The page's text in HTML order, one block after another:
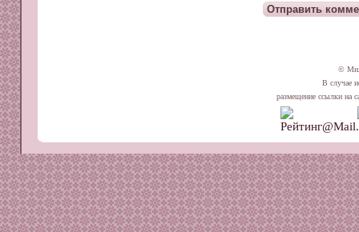
©
В случае
размещение ссылки на